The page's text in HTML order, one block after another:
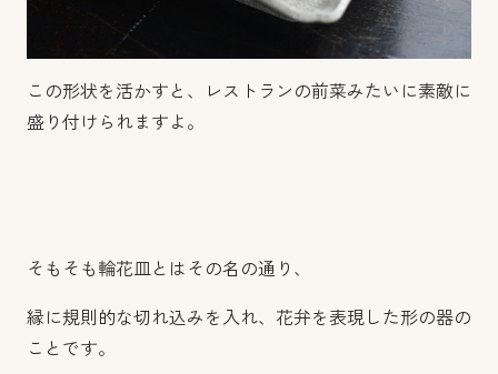
この形状を活かすと、レストランの前菜みたいに素敵に
盛り付けられますよ。
そもそも輪花皿とはその名の通り、
縁に規則的な切れ込みを入れ、花弁を表現した形の器の
ことです。